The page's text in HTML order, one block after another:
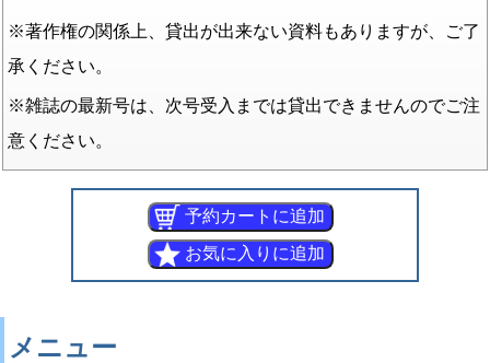
※著作権の関係上、貸出が出来ない資料もありますが、ご了
承ください。
※雑誌の最新号は、次号受入までは貸出できませんのでご注
意ください。
メニュー